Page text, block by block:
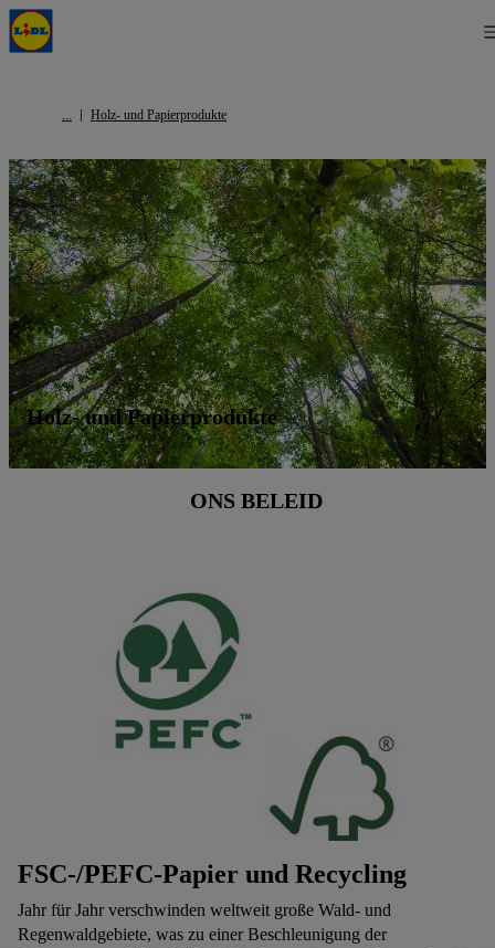
Holz- und Papierprodukte
Holz- und Papierprodukte
ONS BELEID
FSC-/PEFC-Papier und Recycling
Jahr für Jahr verschwinden weltweit große Wald- und
Regenwaldgebiete, was zu einer Beschleunigung der